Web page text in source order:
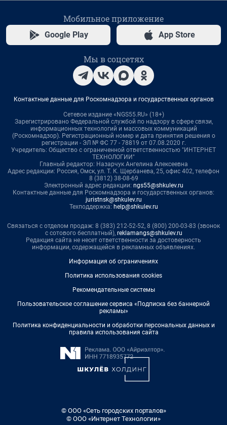
Мобильное приложение
Google Play App Store
Мы в соцсетях
Контактные данные для Роскомнадзора и государственных органов
Сетевое издание «NGS55.RU» (18+)
Зарегистрировано Федеральной службой по надзору в сфере связи,
информационных технологий и массовых коммуникаций
(Роскомнадзор). Регистрационный номер и дата принятия решения о
регистрации - ЭЛ № ФС 77 - 78819 от 07.08.2020 г.
Учредитель: Общество с ограниченной ответственностью "ИНТЕРНЕТ
ТЕХНОЛОГИИ"
Главный редактор: Назарчук Ангелина Алексеевна
Адрес редакции: Россия, Омск, ул. Т. К. Щербанева, 25, офис 402, телефон
8 (3812) 38-08-69
Электронный адрес редакции: ngs55@shkulev.ru
Контактные данные для Роскомнадзора и государственных органов:
juristnsk@shkulev.ru
Техподдержка: help@shkulev.ru
Связаться с отделом продаж: 8 (383) 212-52-52, 8 (800) 200-03-83 (звонок
с сотового бесплатный), reklamangs@shkulev.ru
Редакция сайта не несет ответственности за достоверность
информации, содержащейся в рекламных объявлениях.
Информация об ограничениях
Политика использования cookies
Рекомендательные системы
Пользовательское соглашение сервиса «Подписка без баннерной
рекламы»
Политика конфиденциальности и обработки персональных данных и
правила использования сайта
© ООО «Сеть городских порталов»
© ООО «Интернет Технологии»